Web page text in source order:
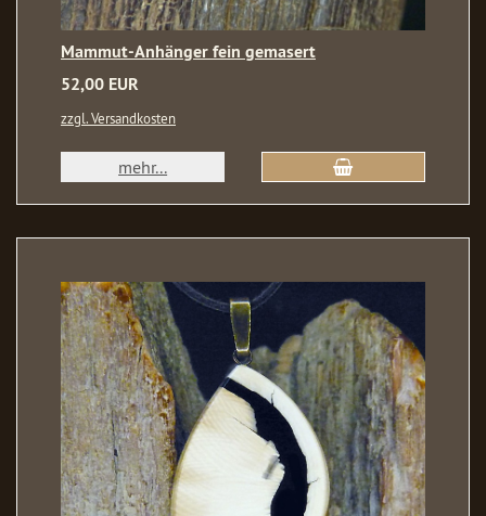
Mammut-Anhänger fein gemasert
52,00 EUR
zzgl. Versandkosten
mehr...